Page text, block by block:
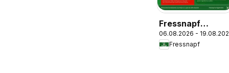
Fressnapf
Catalog
06.08.2026 -
Fressnapf